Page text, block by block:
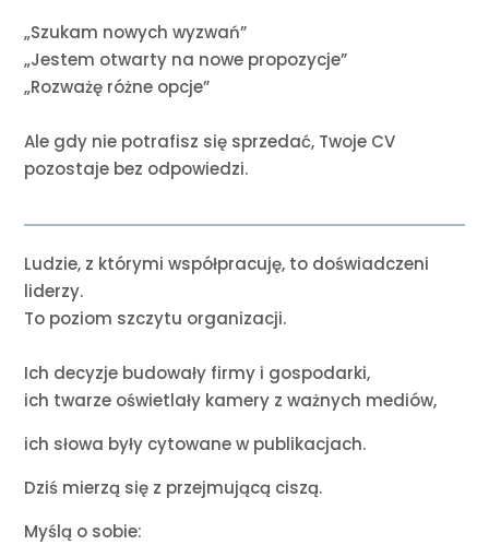
„Szukam nowych wyzwań”
„Jestem otwarty na nowe propozycje”
„Rozważę różne opcje”
Ale gdy nie potrafisz się sprzedać, Twoje CV
pozostaje bez odpowiedzi.
Ludzie, z którymi współpracuję, to doświadczeni
liderzy.
To poziom szczytu organizacji.
Ich decyzje budowały firmy i gospodarki,
ich twarze oświetlały kamery z ważnych mediów,
ich słowa były cytowane w publikacjach.
Dziś mierzą się z przejmującą ciszą.
Myślą o sobie: